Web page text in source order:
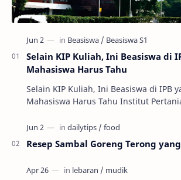
Selain KIP Kuliah, Ini Beasiswa di
Mahasiswa Harus Tahu
Selain KIP Kuliah, Ini Beasiswa di IPB
Mahasiswa Harus Tahu Institut
Resep Sambal Goreng Terong